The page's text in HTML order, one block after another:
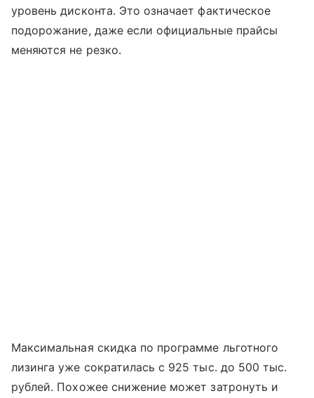
уровень дисконта. Это означает фактическое
подорожание, даже если официальные прайсы
меняются не резко.
Максимальная скидка по программе льготного
лизинга уже сократилась с 925 тыс. до 500 тыс.
рублей. Похожее снижение может затронуть и